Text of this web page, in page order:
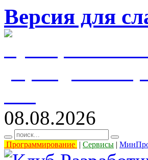
Версия для
08.08.2026
Программирование | Сервисы |